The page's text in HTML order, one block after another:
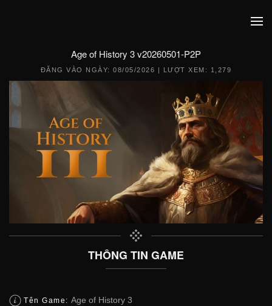
Age of History 3 v20260501-P2P
ĐĂNG VÀO NGÀY:08/05/2026 | LƯỢT XEM: 1,279
THÔNG TIN GAME
Tên Game: Age of History 3